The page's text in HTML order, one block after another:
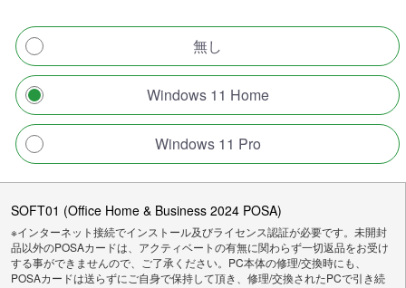
無し
Windows 11 Home
Windows 11 Pro
SOFT01 (Office Home & Business 2024 POSA)
※インターネット接続でインストール及びライセンス認証が必要です。未開封
品以外のPOSAカードは、アクティベートの有無に関わらず一切返品をお受け
する事ができませんので、ご了承ください。PC本体の修理/交換時にも、
POSAカードは送らずにご自身で保持して頂き、修理/交換されたPCで引き続